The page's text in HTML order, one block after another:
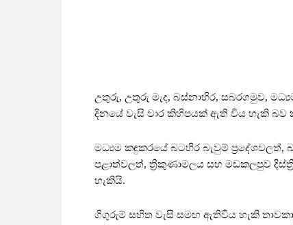
උතුරු, උතුරු මැද, බස්නාහිර, සබරගමුව,
දිනයේ වැසි වාර කිහිපයක් ඇති විය හැකි බව
මධ්‍යම කඳුකරයේ බටහිර බැවුම්
පළාත්වලත්, ත්‍රීකුණාමලය සහ මඩකලපුව
හැකියි.
ගිගුරුම් සහිත වැසි සමඟ ඇතිවිය හැකි